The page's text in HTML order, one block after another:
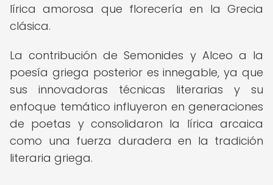
lírica amorosa que florecería en la Grecia
clásica.
La contribución de Semonides y Alceo a la
poesía griega posterior es innegable, ya que
sus innovadoras técnicas literarias y su
enfoque temático influyeron en generaciones
de poetas y consolidaron la lírica arcaica
como una fuerza duradera en la tradición
literaria griega.